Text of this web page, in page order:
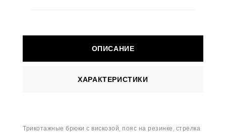
ОПИСАНИЕ
ХАРАКТЕРИСТИКИ
Трикотажные брюки с вискозой, пояс на резинке, стрелка